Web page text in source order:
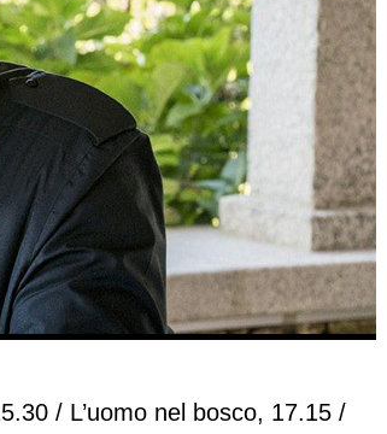
/ L’uomo nel bosco, 17.15 /